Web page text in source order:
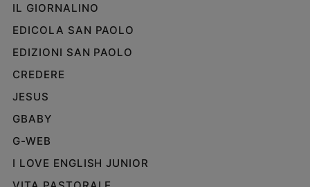
IL GIORNALINO
EDICOLA SAN PAOLO
EDIZIONI SAN PAOLO
CREDERE
JESUS
GBABY
G-WEB
I LOVE ENGLISH JUNIOR